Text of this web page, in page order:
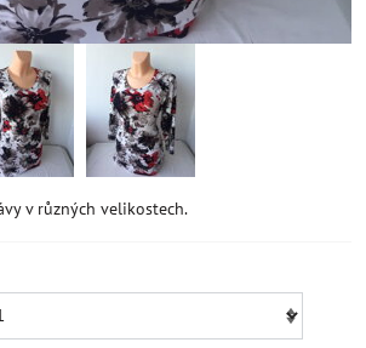
v různých velikostech.